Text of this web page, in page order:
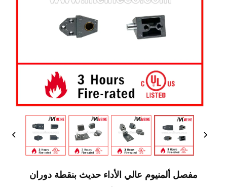
مفصل ألمنيوم عالي الأداء حديث بنقطة دوران